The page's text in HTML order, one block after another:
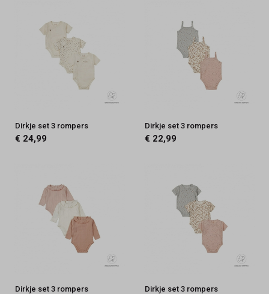
Dirkje set 3 rompers
€ 24,99
Dirkje set 3 rompers
€ 22,99
Dirkje set 3 rompers Dirkje set 3 rompers